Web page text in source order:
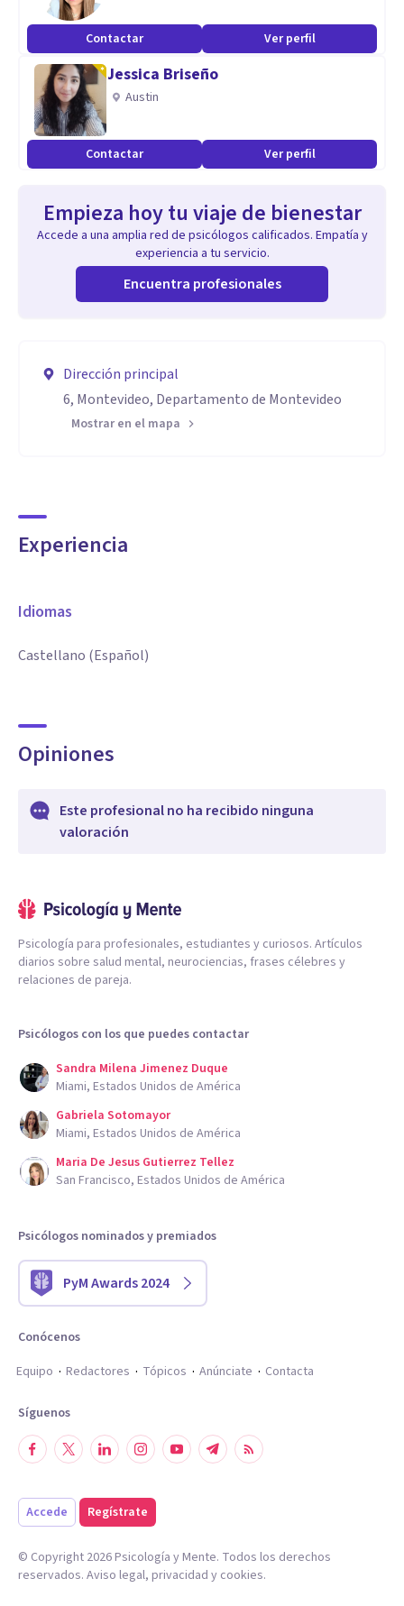
Contactar Ver perfil
Jessica Briseño
Austin
Contactar Ver perfil
Empieza hoy tu viaje de bienestar
Accede a una amplia red de psicólogos calificados. Empatía y
experiencia a tu servicio.
Encuentra profesionales
Dirección principal
6, Montevideo, Departamento de Montevideo
Mostrar en el mapa
Experiencia
Idiomas
Castellano (Español)
Opiniones
Este profesional no ha recibido ninguna
valoración
Psicología para profesionales, estudiantes y curiosos. Artículos
diarios sobre salud mental, neurociencias, frases célebres y
relaciones de pareja.
Psicólogos con los que puedes contactar
Sandra Milena Jimenez Duque
Miami, Estados Unidos de América
Gabriela Sotomayor
Miami, Estados Unidos de América
Maria De Jesus Gutierrez Tellez
San Francisco, Estados Unidos de América
Psicólogos nominados y premiados
PyM Awards 2024
Conócenos
Equipo
Redactores Tópicos Anúnciate Contacta
Síguenos
Accede Regístrate
© Copyright 2026Psicología y Mente. Todos los derechos
reservados. Aviso legal, privacidad y cookies.